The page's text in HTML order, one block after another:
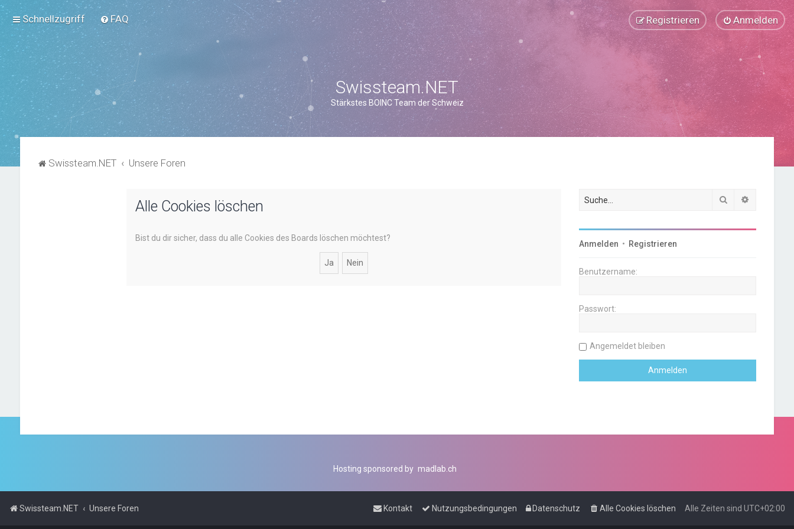
Schnellzugriff FAQ Anmelden
Registrieren
Swissteam.NET
Stärkstes BOINC Team der Schweiz
Swissteam.NET Unsere Foren
Alle Cookies löschen
Bist du dir sicher, dass du alle Cookies des Boards löschen möchtest?
Suche
Anmelden • Registrieren
Benutzername:
Passwort:
Angemeldet bleiben
Hosting sponsored by madlab.ch
Swissteam.NET Unsere Foren Alle Zeiten sind UTC+02:00
Alle Cookies löschen
Datenschutz
Nutzungsbedingungen
Kontakt